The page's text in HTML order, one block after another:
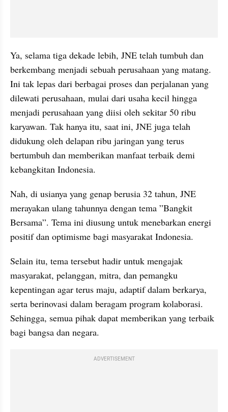
Ya, selama tiga dekade lebih, JNE telah tumbuh dan
berkembang menjadi sebuah perusahaan yang matang.
Ini tak lepas dari berbagai proses dan perjalanan yang
dilewati perusahaan, mulai dari usaha kecil hingga
menjadi perusahaan yang diisi oleh sekitar 50 ribu
karyawan. Tak hanya itu, saat ini, JNE juga telah
didukung oleh delapan ribu jaringan yang terus
bertumbuh dan memberikan manfaat terbaik demi
kebangkitan Indonesia.
Nah, di usianya yang genap berusia 32 tahun, JNE
merayakan ulang tahunnya dengan tema ”Bangkit
Bersama”. Tema ini diusung untuk menebarkan energi
positif dan optimisme bagi masyarakat Indonesia.
Selain itu, tema tersebut hadir untuk mengajak
masyarakat, pelanggan, mitra, dan pemangku
kepentingan agar terus maju, adaptif dalam berkarya,
serta berinovasi dalam beragam program kolaborasi.
Sehingga, semua pihak dapat memberikan yang terbaik
bagi bangsa dan negara.
ADVERTISEMENT